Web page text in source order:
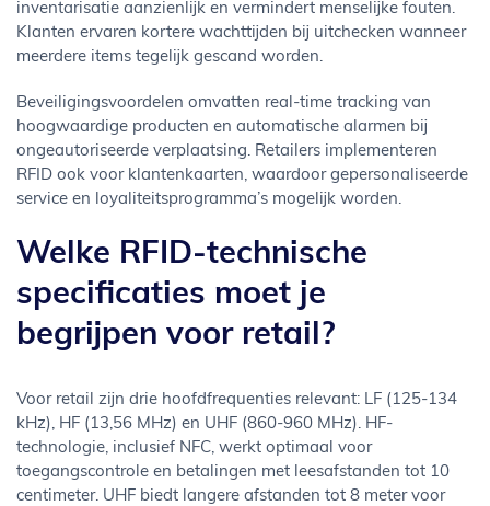
inventarisatie aanzienlijk en vermindert menselijke fouten.
Klanten ervaren kortere wachttijden bij uitchecken wanneer
meerdere items tegelijk gescand worden.
Beveiligingsvoordelen omvatten real-time tracking van
hoogwaardige producten en automatische alarmen bij
ongeautoriseerde verplaatsing. Retailers implementeren
RFID ook voor klantenkaarten, waardoor gepersonaliseerde
service en loyaliteitsprogramma’s mogelijk worden.
Welke RFID-technische
specificaties moet je
begrijpen voor retail?
Voor retail zijn drie hoofdfrequenties relevant: LF (125-134
kHz), HF (13,56 MHz) en UHF (860-960 MHz). HF-
technologie, inclusief NFC, werkt optimaal voor
toegangscontrole en betalingen met leesafstanden tot 10
centimeter. UHF biedt langere afstanden tot 8 meter voor